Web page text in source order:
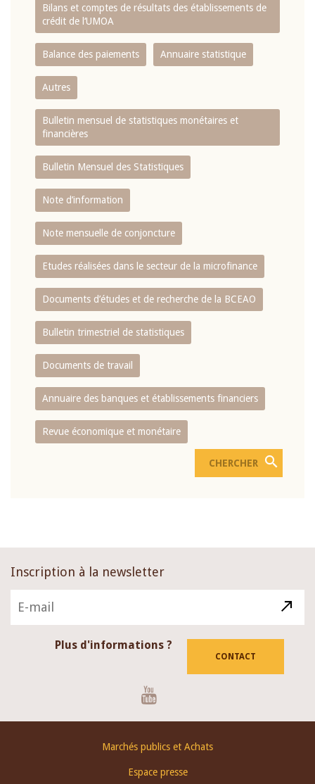
Bilans et comptes de résultats des établissements de
crédit de l‘UMOA
Balance des paiements Annuaire statistique
Autres
Bulletin mensuel de statistiques monétaires et
financières
Bulletin Mensuel des Statistiques
Note d’information
Note mensuelle de conjoncture
Etudes réalisées dans le secteur de la microfinance
Documents d’études et de recherche de la BCEAO
Bulletin trimestriel de statistiques
Documents de travail
Annuaire des banques et établissements financiers
Revue économique et monétaire
Inscription à la newsletter
Plus d'informations ?
CONTACT
Marchés publics et Achats
Espace presse